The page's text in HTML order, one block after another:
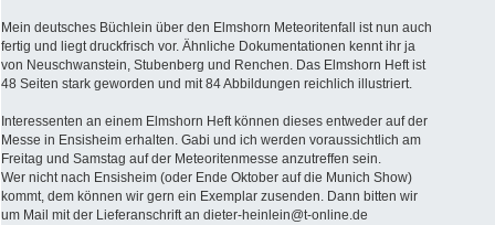
Mein deutsches Büchlein über den Elmshorn Meteoritenfall ist nun auch
fertig und liegt druckfrisch vor. Ähnliche Dokumentationen kennt ihr ja
von Neuschwanstein, Stubenberg und Renchen. Das Elmshorn Heft ist
48 Seiten stark geworden und mit 84 Abbildungen reichlich illustriert.
Interessenten an einem Elmshorn Heft können dieses entweder auf der
Messe in Ensisheim erhalten. Gabi und ich werden voraussichtlich am
Freitag und Samstag auf der Meteoritenmesse anzutreffen sein.
Wer nicht nach Ensisheim (oder Ende Oktober auf die Munich Show)
kommt, dem können wir gern ein Exemplar zusenden. Dann bitten wir
um Mail mit der Lieferanschrift an dieter-heinlein@t-online.de